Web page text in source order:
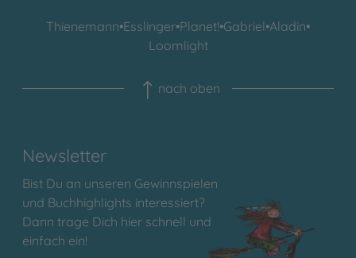
Thienemann•Esslinger•Planet!•Gabriel•Aladin•
Loomlight
nach oben
Newsletter
Bist Du an unseren Gewinnspielen
und Buchhighlights interessiert?
Dann trage Dich hier schnell und
einfach ein!